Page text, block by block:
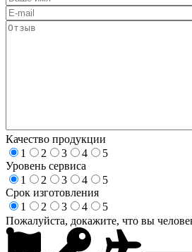
Качество продукции
1
2 3 4
5
Уровень сервиса
1
2 3 4
5
Срок изготовления
1
2 3 4
5
Пожалуйста, докажите, что вы